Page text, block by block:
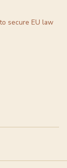
secure EU law